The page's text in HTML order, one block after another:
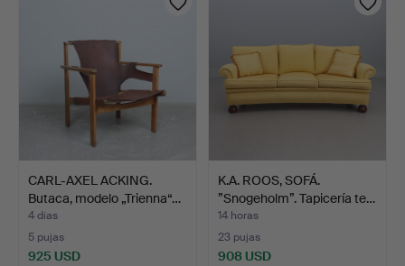
CARL-AXEL ACKING.
Butaca, modelo „Trienna“…
4 días
5 pujas
925 USD
K.A. ROOS, SOFÁ.
”Snogeholm”. Tapicería te…
14 horas
23 pujas
908 USD